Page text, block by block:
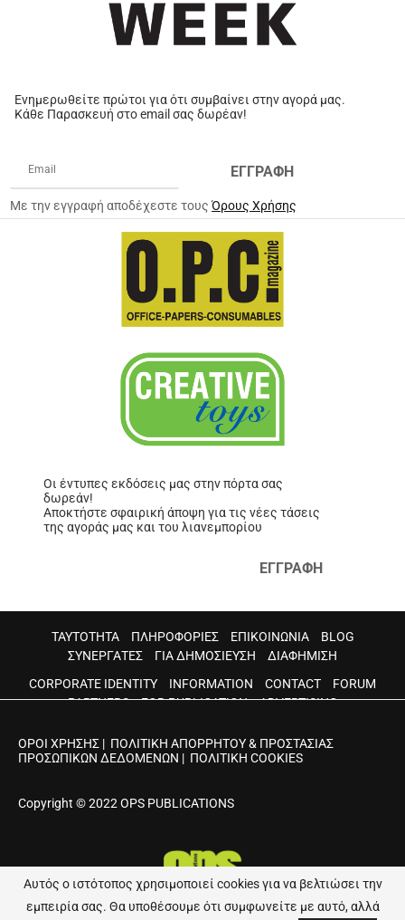
Ενημερωθείτε πρώτοι για ότι συμβαίνει στην αγορά μας.
Κάθε Παρασκευή στο email σας δωρέαν!
ΕΓΓΡΑΦΗ
Με την εγγραφή αποδέχεστε τουςΌρους Χρήσης
Οι έντυπες εκδόσεις μας στην πόρτα σας
δωρεάν!
Αποκτήστε σφαιρική άποψη για τις νέες τάσεις
της αγοράς μας και του λιανεμπορίου
ΕΓΓΡΑΦΗ
ΤΑΥΤΟΤΗΤΑ ΠΛΗΡΟΦΟΡΙΕΣ ΕΠΙΚΟΙΝΩΝΙΑ
BLOG
ΣΥΝΕΡΓΑΤΕΣ
ΓΙΑ ΔΗΜΟΣΙΕΥΣΗ
ΔΙΑΦΗΜΙΣΗ
CORPORATE IDENTITY
INFORMATION CONTACT
FORUM
PARTNERS
FOR PUBLICATION ADVERTISING
ΟΡΟΙ ΧΡΗΣΗΣ | ΠΟΛΙΤΙΚΗ ΑΠΟΡΡΗΤΟΥ & ΠΡΟΣΤΑΣΙΑΣ
ΠΡΟΣΩΠΙΚΩΝ ΔΕΔΟΜΕΝΩΝ | ΠΟΛΙΤΙΚΗ COOKIES
Copyright © 2022 OPS PUBLICATIONS
Αυτός ο ιστότοπος χρησιμοποιεί cookies για να βελτιώσει την
εμπειρία σας. Θα υποθέσουμε ότι συμφωνείτε με αυτό, αλλά